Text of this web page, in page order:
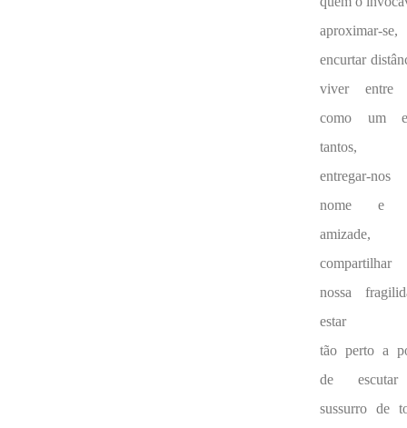
aproximar-se,
encurtar
viver entre
como um
tantos,
entregar-nos
nome e
amizade,
nossa
estar
tão perto a
de
sussurro de